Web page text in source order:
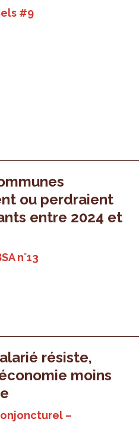
#9
ou perdraient
entre 2024 et
n°13
résiste,
moins
–